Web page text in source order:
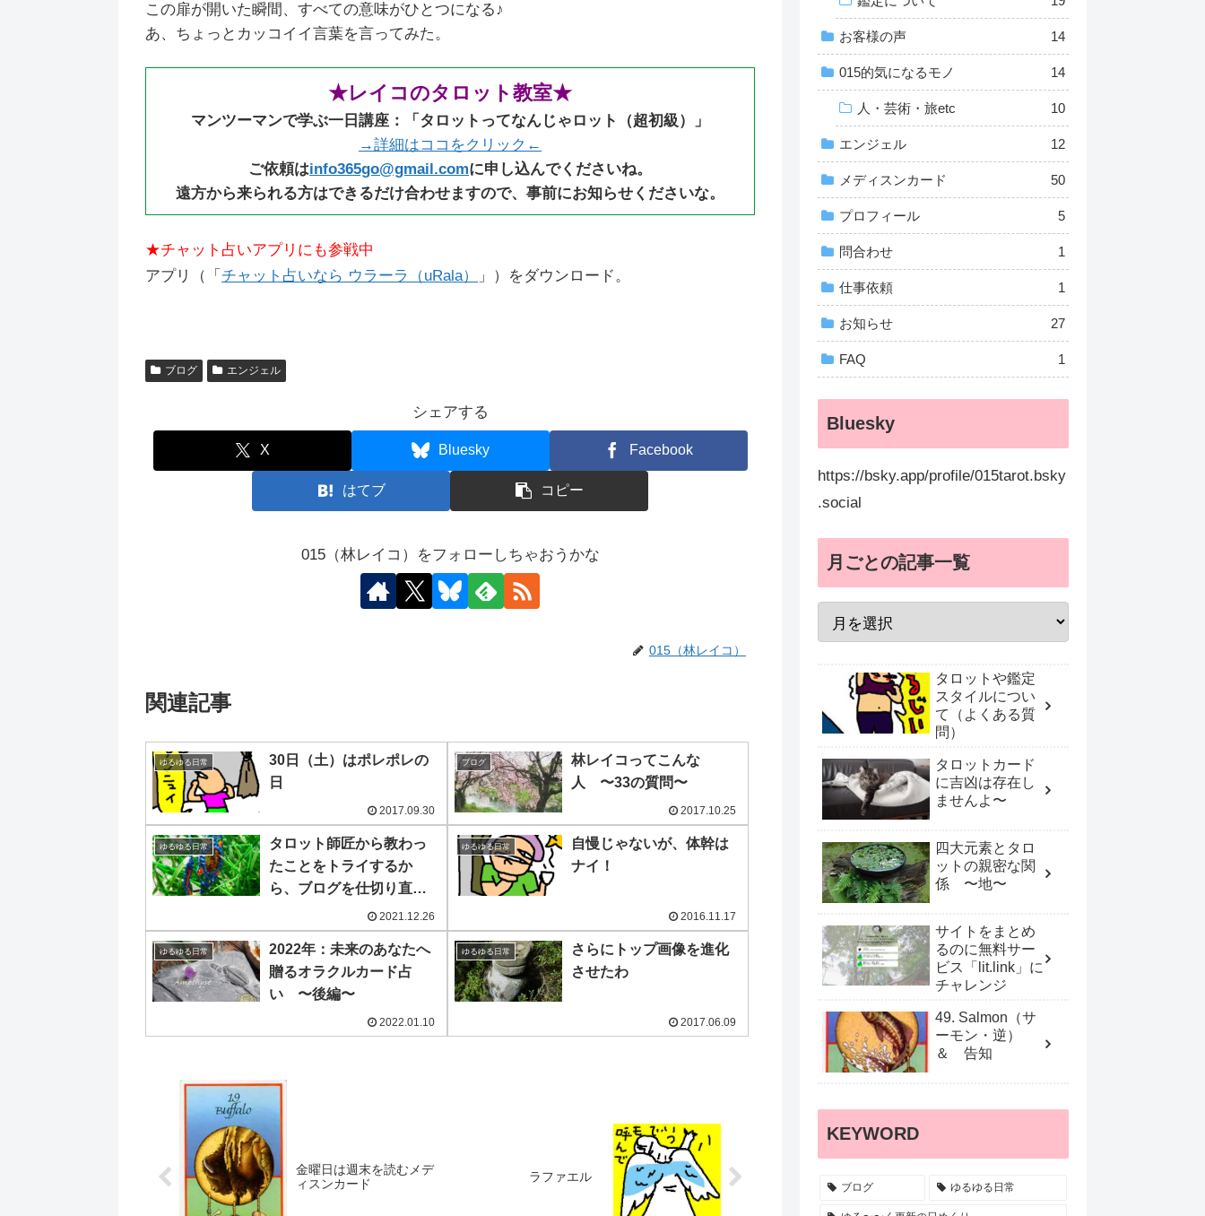
この扉が開いた瞬間、すべての意味がひとつになる♪
あ、ちょっとカッコイイ言葉を言ってみた。
★レイコのタロット教室★
マンツーマンで学ぶ一日講座：「タロットってなんじゃロット（超初級）」
→詳細はココをクリック←
ご依頼はinfo365go@gmail.comに申し込んでくださいね。
遠方から来られる方はできるだけ合わせますので、事前にお知らせくださいな。
★チャット占いアプリにも参戦中
アプリ（「 チャット占いなら ウラーラ（uRala） 」）をダウンロード。
ブログ エンジェル
シェアする
X Bluesky Facebook
はてブ コピー
015（林レイコ）をフォローしちゃおうかな
015（林レイコ）
関連記事
ゆるゆる日常
30日（土）はポレポレの
日
2017.09.30
ブログ
林レイコってこんな
人 〜33の質問〜
2017.10.25
ゆるゆる日常
タロット師匠から教わっ
たことをトライするか
ら、ブログを仕切り直し
2021.12.26
ゆるゆる日常
自慢じゃないが、体幹は
ナイ！
2016.11.17
ゆるゆる日常
2022年：未来のあなたへ
贈るオラクルカード占
い 〜後編〜
2022.01.10
ゆるゆる日常
さらにトップ画像を進化
させたわ
2017.06.09
金曜日は週末を読むメデ
ィスンカード
ラファエル
お客様の声 14
015的気になるモノ 14
人・芸術・旅etc 10
エンジェル 12
メディスンカード 50
プロフィール 5
問合わせ 1
仕事依頼 1
お知らせ 27
FAQ 1
Bluesky
https://bsky.app/profile/015tarot.bsky
.social
月ごとの記事一覧
タロットや鑑定
スタイルについ
て（よくある質
問）
タロットカード
に吉凶は存在し
ませんよ〜
四大元素とタロ
ットの親密な関
係 〜地〜
サイトをまとめ
るのに無料サー
ビス「lit.link」に
チャレンジ
49. Salmon（サ
ーモン・逆）
＆ 告知
KEYWORD
ブログ ゆるゆる日常